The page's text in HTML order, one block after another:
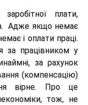
плати,
Адже якщо немає
і оплати праці.
за працівником у
за рахунок
(компенсацію)
вірне. Про це
тож, не